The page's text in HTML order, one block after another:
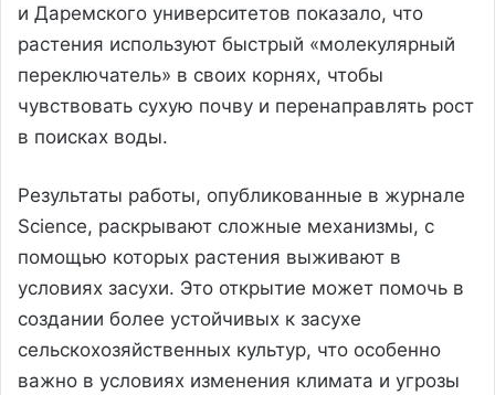
и Даремского университетов показало, что
растения используют быстрый «молекулярный
переключатель» в своих корнях, чтобы
чувствовать сухую почву и перенаправлять рост
в поисках воды.
Результаты работы, опубликованные в журнале
Science, раскрывают сложные механизмы, с
помощью которых растения выживают в
условиях засухи. Это открытие может помочь в
создании более устойчивых к засухе
сельскохозяйственных культур, что особенно
важно в условиях изменения климата и угрозы